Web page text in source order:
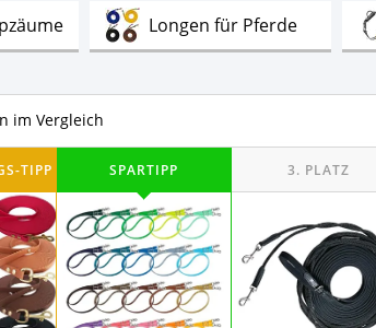
Test Longen für PferdeTest
StallmattenTest
Test HeuraufenTest
im Vergleich